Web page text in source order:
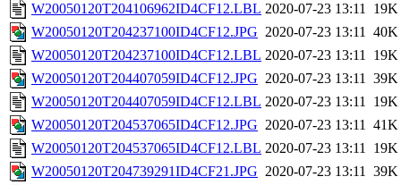
W20050120T204106962ID4CF12.LBL 2020-07-23 13:11 19K
W20050120T204237100ID4CF12.JPG 2020-07-23 13:11 40K
W20050120T204237100ID4CF12.LBL 2020-07-23 13:11 19K
W20050120T204407059ID4CF12.JPG 2020-07-23 13:11 39K
W20050120T204407059ID4CF12.LBL 2020-07-23 13:11 19K
W20050120T204537065ID4CF12.JPG 2020-07-23 13:11 41K
W20050120T204537065ID4CF12.LBL 2020-07-23 13:11 19K
W20050120T204739291ID4CF21.JPG 2020-07-23 13:11 39K